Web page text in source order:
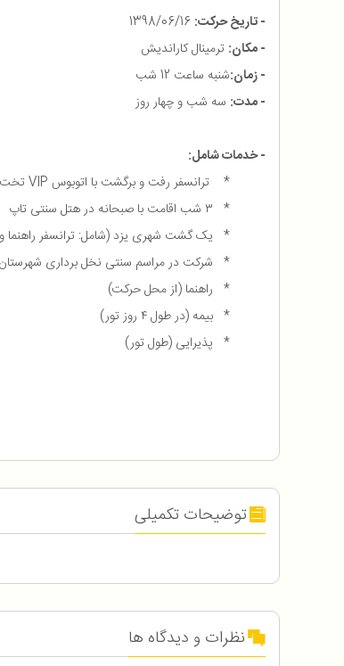
- تاریخ حرکت:
- مکان: ترمینال کاراندیش
- زمان:شنبه ساعت 12 شب
- مدت: سه شب و چهار روز
- خدمات شامل:
* ترانسفر رفت و برگشت با اتوبوس VIP تخت شو
* ۳ شب اقامت با صبحانه در هتل سنتی تاپ
* یک گشت شهری یزد (شامل: ترانسفر راهنما
* شرکت در مراسم سنتی نخل برداری شهرستان
* راهنما (از محل حرکت)
* بیمه (در طول ۴ روز تور)
* پذیرایی (طول تور)
توضیحات تکمیلی
نظرات و دیدگاه ها